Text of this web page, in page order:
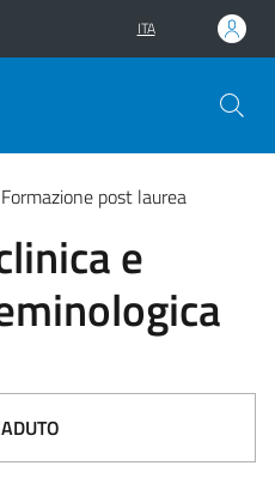
ITA
Formazione post laurea
e